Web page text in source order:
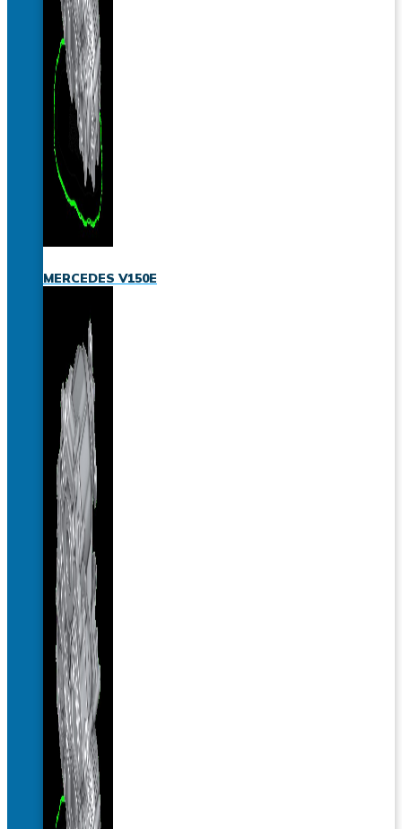
MERCEDES V150E